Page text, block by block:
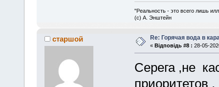
"Реальность - это всего лишь
(с) А. Энштейн
старшой Re: Горячая вода в
« Відповідь #8 : 28-05-
Серега ,не
приоритетов